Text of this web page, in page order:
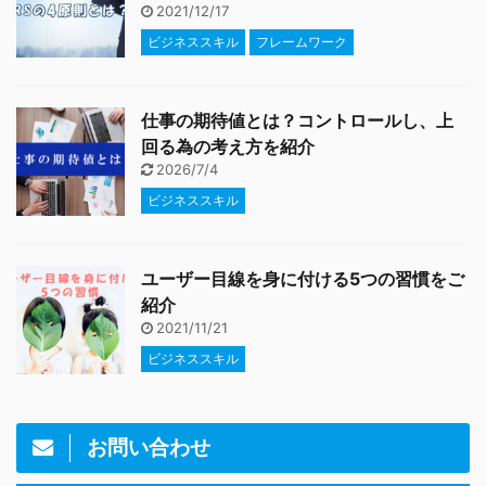
2021/12/17
ビジネススキル フレームワーク
仕事の期待値とは？コントロールし、上
回る為の考え方を紹介
2026/7/4
ビジネススキル
ユーザー目線を身に付ける5つの習慣をご
紹介
2021/11/21
ビジネススキル
お問い合わせ